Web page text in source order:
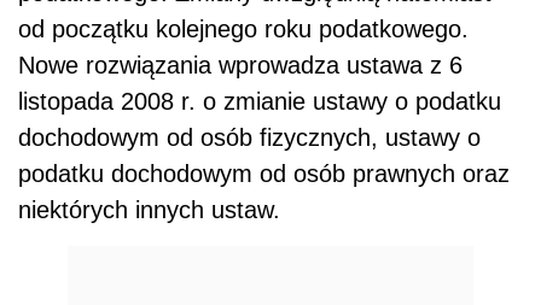
od początku kolejnego roku podatkowego.
Nowe rozwiązania wprowadza ustawa z 6
listopada 2008 r. o zmianie ustawy o podatku
dochodowym od osób fizycznych, ustawy o
podatku dochodowym od osób prawnych oraz
niektórych innych ustaw.